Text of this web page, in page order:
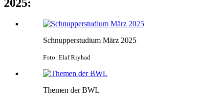
2025:
Schnupperstudium März 2025
Foto: Elaf Riyhad
Themen der BWL